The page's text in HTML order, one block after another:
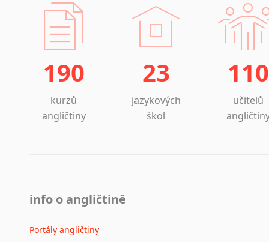
190
kurzů
angličtiny
23
jazykových
škol
110
učitelů
info o angličtině
Portály angličtiny